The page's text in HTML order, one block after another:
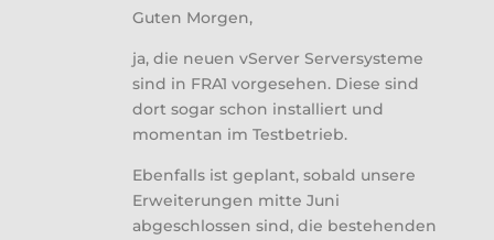
Guten Morgen,
ja, die neuen vServer Serversysteme
sind in FRA1 vorgesehen. Diese sind
dort sogar schon installiert und
momentan im Testbetrieb.
Ebenfalls ist geplant, sobald unsere
Erweiterungen mitte Juni
abgeschlossen sind, die bestehenden